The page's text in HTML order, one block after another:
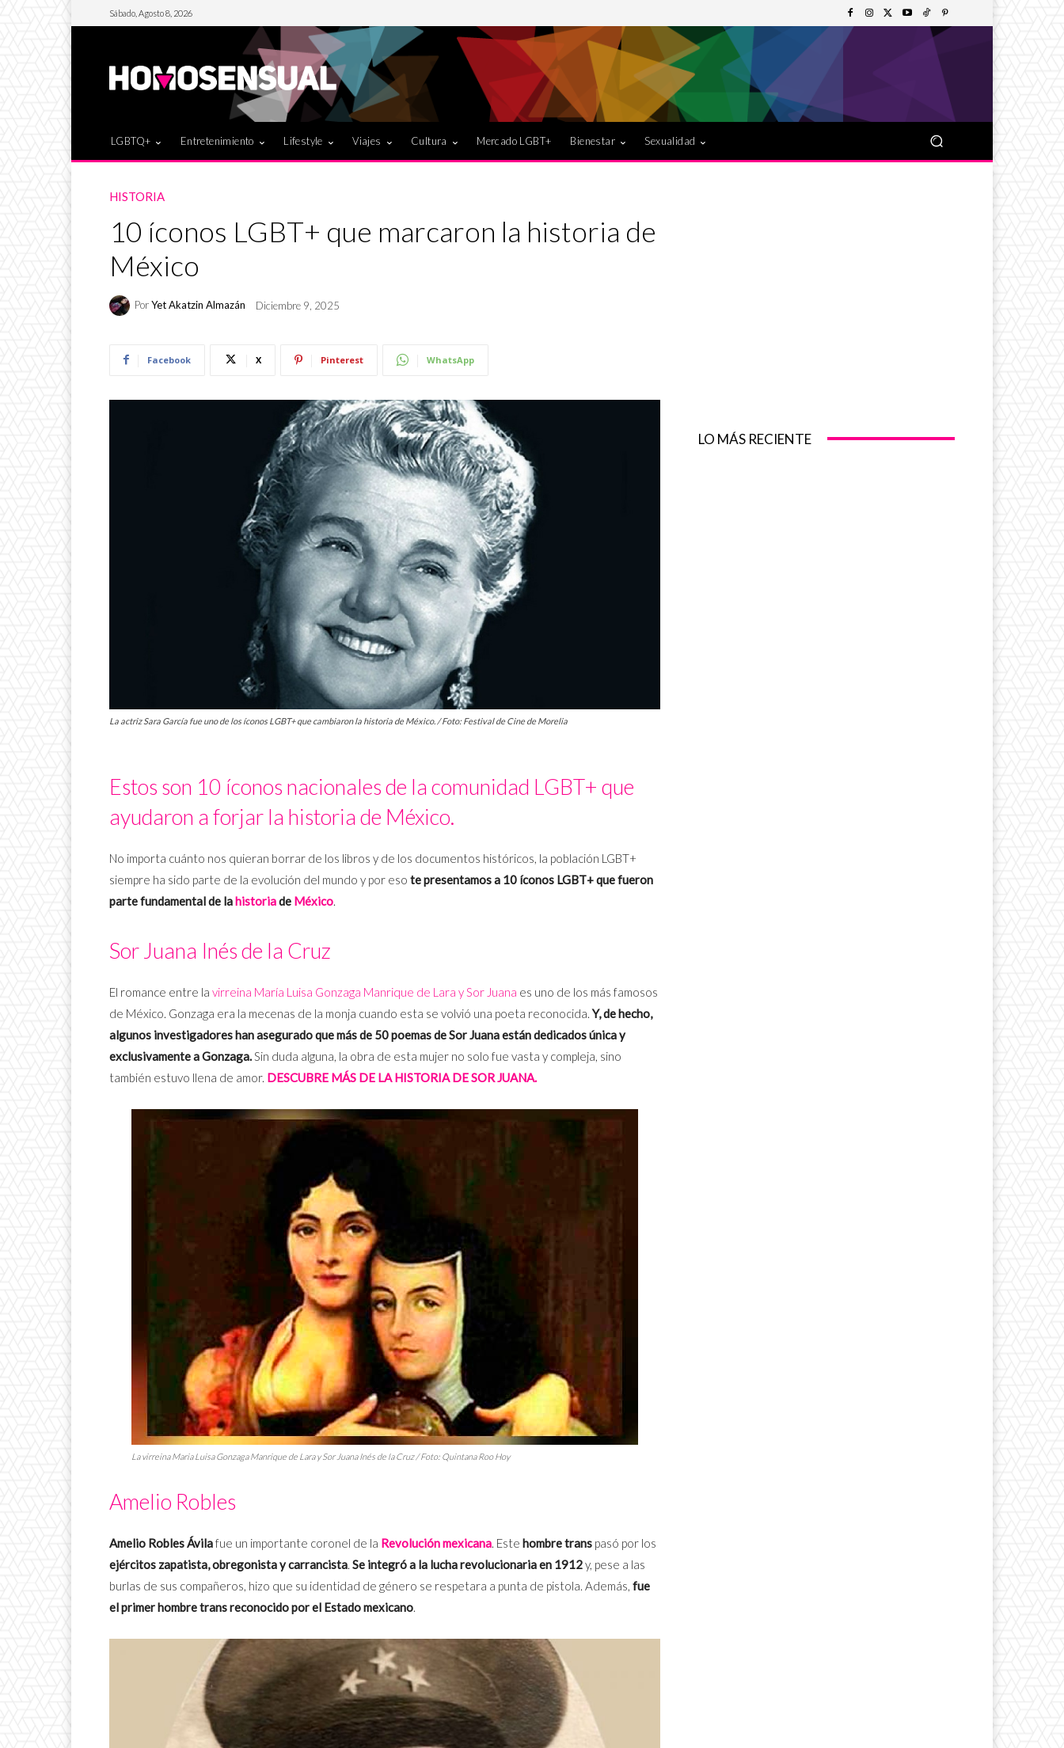
Sábado, Agosto 8, 2026
LGBTQ+ Entretenimiento Lifestyle Viajes Cultura Mercado LGBT+ Bienestar Sexualidad
HISTORIA
10 íconos LGBT+ que marcaron la historia de
México
PorYet Akatzin Almazán Diciembre 9, 2025
Facebook X Pinterest WhatsApp
La actriz Sara García fue uno de los íconos LGBT+ que cambiaron la historia de México. / Foto: Festival de Cine de Morelia
Estos son 10 íconos nacionales de la comunidad LGBT+ que
ayudaron a forjar la historia de México.
No importa cuánto nos quieran borrar de los libros y de los documentos históricos, la población LGBT+
siempre ha sido parte de la evolución del mundo y por eso te presentamos a 10 íconos LGBT+ que fueron
parte fundamental de lahistoriade México.
Sor Juana Inés de la Cruz
El romance entre la virreina María Luisa Gonzaga Manrique de Lara y Sor Juana es uno de los más famosos
de México. Gonzaga era la mecenas de la monja cuando esta se volvió una poeta reconocida.Y, de hecho,
algunos investigadores han asegurado que más de 50 poemas de Sor Juana están dedicados única y
exclusivamente a Gonzaga.Sin duda alguna, la obra de esta mujer no solo fue vasta y compleja, sino
también estuvo llena de amor. DESCUBRE MÁS DE LA HISTORIA DE SOR JUANA.
La virreina Maria Luisa Gonzaga Manrique de Lara y Sor Juana Inés de la Cruz / Foto: Quintana Roo Hoy
Amelio Robles
Amelio Robles Ávilafue un importante coronel de la Revolución mexicana. Este hombretrans pasó por los
ejércitos zapatista, obregonista y carrancista. Se integró a la lucha revolucionaria en 1912y, pese a las
burlas de sus compañeros, hizo que su identidad de género se respetara a punta de pistola. Además, fue
el primer hombre trans reconocido por el Estado mexicano.
LO MÁS RECIENTE